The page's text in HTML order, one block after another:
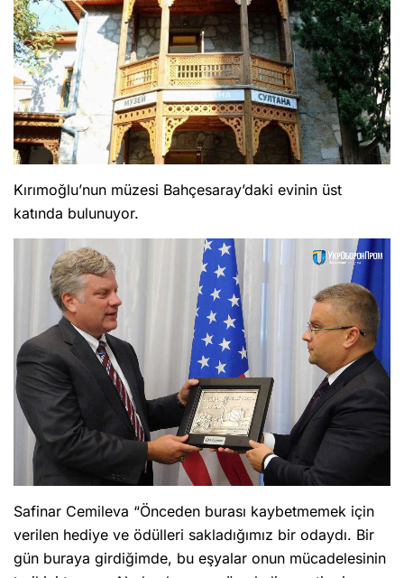
Kırımoğlu’nun müzesi Bahçesaray’daki evinin üst
katında bulunuyor.
Safinar Cemileva “Önceden burası kaybetmemek için
verilen hediye ve ödülleri sakladığımız bir odaydı. Bir
gün buraya girdiğimde, bu eşyalar onun mücadelesinin